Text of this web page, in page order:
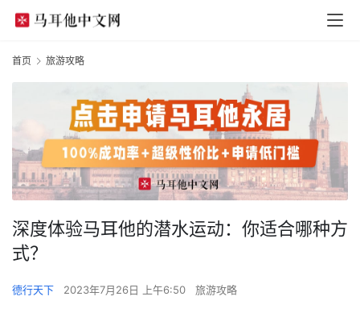
首页 旅游攻略
深度体验马耳他的潜水运动：你适合哪种方
式？
德行天下 2023年7月26日 上午6:50 旅游攻略